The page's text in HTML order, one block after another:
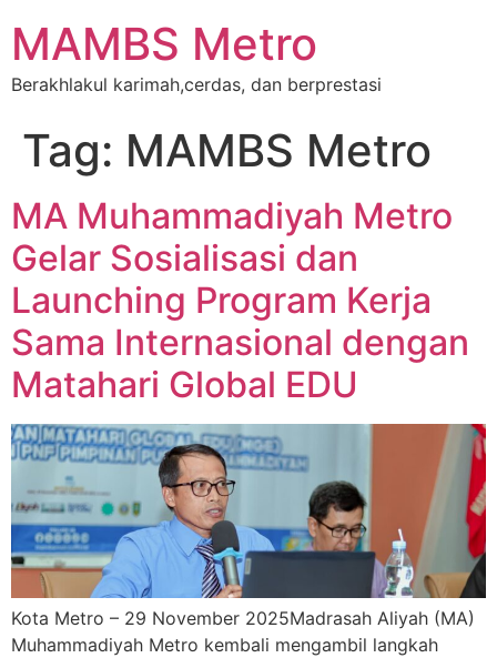
MAMBS Metro
Berakhlakul karimah,cerdas, dan berprestasi
Tag: MAMBS Metro
MA Muhammadiyah Metro
Gelar Sosialisasi dan
Launching Program Kerja
Sama Internasional dengan
Matahari Global EDU
Kota Metro – 29 November 2025Madrasah Aliyah (MA)
Muhammadiyah Metro kembali mengambil langkah